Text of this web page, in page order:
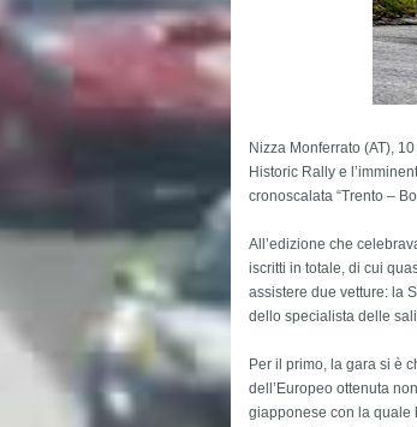
Nizza Monferrato (AT),
Historic Rally e
cronoscalata “Trento –
All’edizione che
iscritti in totale, di cui
assistere due vetture: la
dello specialista delle
Per il primo, la gara si è
dell’Europeo ottenuta
giapponese con la quale